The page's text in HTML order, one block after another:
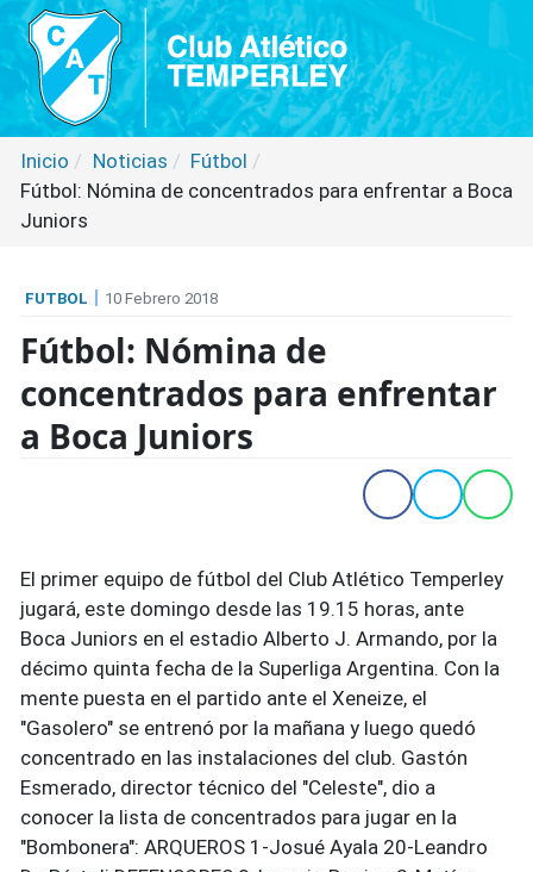
Inicio Noticias
Fútbol
Fútbol: Nómina de concentrados para enfrentar a Boca
Juniors
FUTBOL 10 Febrero 2018
Fútbol: Nómina de
concentrados para enfrentar
a Boca Juniors
El primer equipo de fútbol del Club Atlético Temperley
jugará, este domingo desde las 19.15 horas, ante
Boca Juniors en el estadio Alberto J. Armando, por la
décimo quinta fecha de la Superliga Argentina. Con la
mente puesta en el partido ante el Xeneize, el
"Gasolero" se entrenó por la mañana y luego quedó
concentrado en las instalaciones del club. Gastón
Esmerado, director técnico del "Celeste", dio a
conocer la lista de concentrados para jugar en la
"Bombonera": ARQUEROS 1-Josué Ayala 20-Leandro